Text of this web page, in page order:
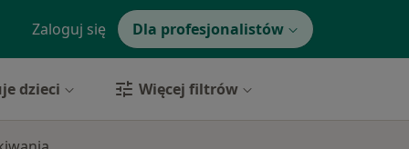
Zaloguj się Dla profesjonalistów
dzieci Więcej filtrów